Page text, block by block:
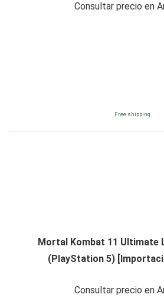
Consultar precio en
Free shipping
Mortal Kombat 11 Ultimate
(PlayStation 5)
Consultar precio en